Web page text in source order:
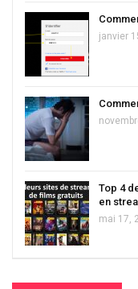
janvier
Top 4
en
mai 17,